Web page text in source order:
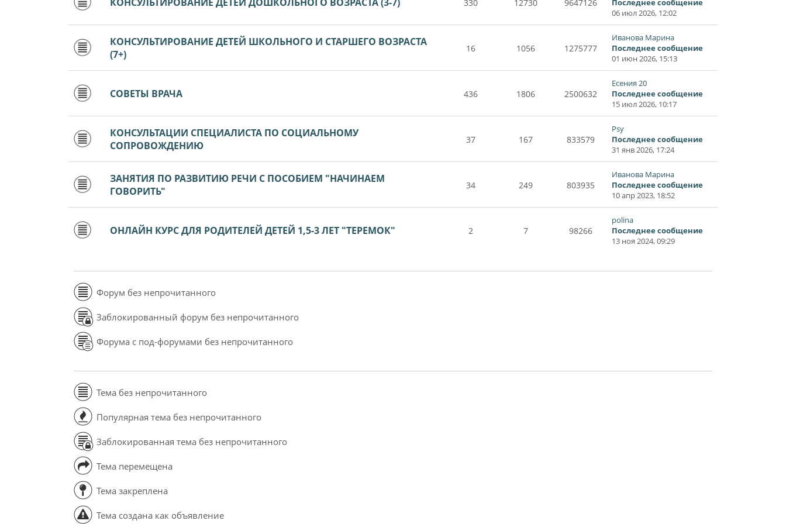
330 12730 9647126
Последнее сообщение
06 июл 2026, 12:02
КОНСУЛЬТИРОВАНИЕ ДЕТЕЙ ШКОЛЬНОГО И СТАРШЕГО ВОЗРАСТА
(7+)
16 1056 1275777
Иванова Марина
Последнее сообщение
01 июн 2026, 15:13
СОВЕТЫ ВРАЧА 436 1806 2500632
Есения 20
Последнее сообщение
15 июл 2026, 10:17
КОНСУЛЬТАЦИИ СПЕЦИАЛИСТА ПО СОЦИАЛЬНОМУ
СОПРОВОЖДЕНИЮ
37 167 833579
Psy
Последнее сообщение
31 янв 2026, 17:24
ЗАНЯТИЯ ПО РАЗВИТИЮ РЕЧИ С ПОСОБИЕМ "НАЧИНАЕМ
ГОВОРИТЬ"
34 249 803935
Иванова Марина
Последнее сообщение
10 апр 2023, 18:52
ОНЛАЙН КУРС ДЛЯ РОДИТЕЛЕЙ ДЕТЕЙ 1,5-3 ЛЕТ "ТЕРЕМОК" 2 7 98266
polina
Последнее сообщение
13 ноя 2024, 09:29
Форум без непрочитанного
Заблокированный форум без непрочитанного
Форума с под-форумами без непрочитанного
Тема без непрочитанного
Популярная тема без непрочитанного
Заблокированная тема без непрочитанного
Тема перемещена
Тема закреплена
Тема создана как объявление